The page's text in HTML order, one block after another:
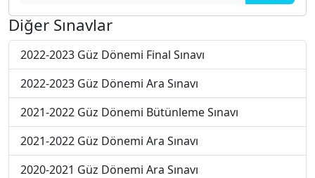
Diğer Sınavlar
2022-2023 Güz Dönemi Final Sınavı
2022-2023 Güz Dönemi Ara Sınavı
2021-2022 Güz Dönemi Bütünleme Sınavı
2021-2022 Güz Dönemi Ara Sınavı
2020-2021 Güz Dönemi Ara Sınavı